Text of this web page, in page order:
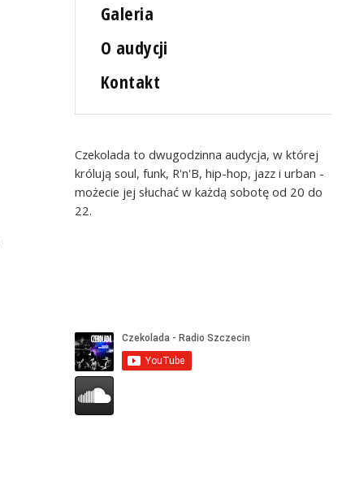
Galeria
O audycji
Kontakt
Czekolada to dwugodzinna audycja, w której
królują soul, funk, R'n'B, hip-hop, jazz i urban -
możecie jej słuchać w każdą sobotę od 20 do
22.